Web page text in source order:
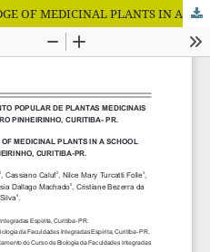
SURVEY OF FOLK KNOWLEDGE OF MEDICINAL PLANTS IN A SCHOOL DISTRICT OF PINHEIRINHO, CURITIBA-PR.